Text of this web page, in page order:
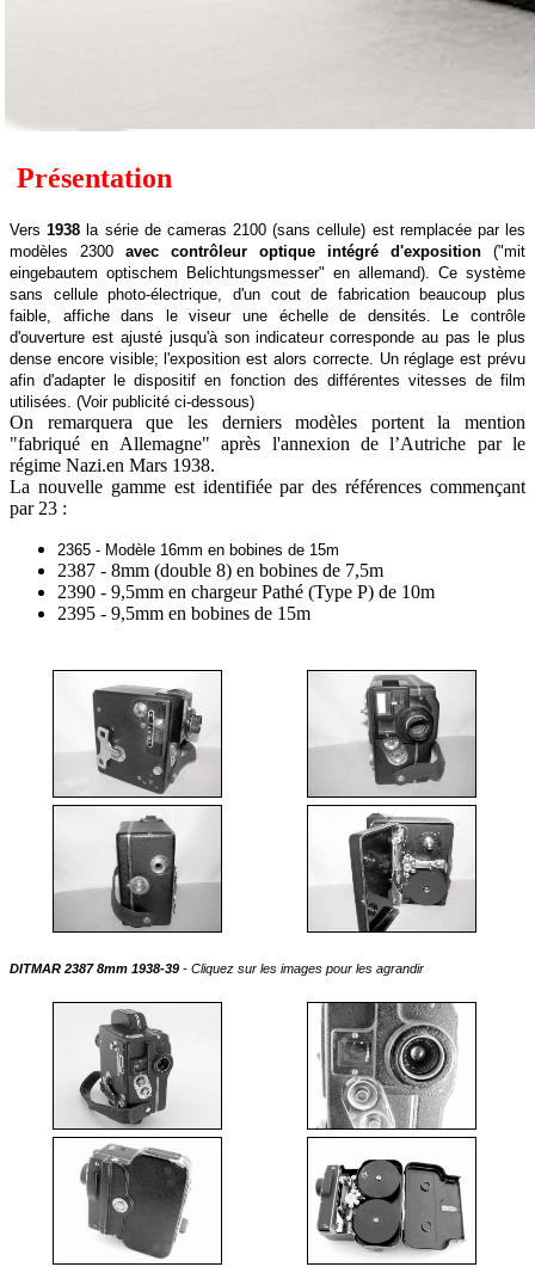
Présentation
Vers1938 la série de cameras 2100 (sans cellule) est remplacée par les
modèles 2300 avec contrôleur optique intégré d'exposition ("mit
eingebautem optischem Belichtungsmesser" en allemand). Ce système
sans cellule photo-électrique, d'un cout de fabrication beaucoup plus
faible, affiche dans le viseur une échelle de densités. Le contrôle
d'ouverture est ajusté jusqu'à son indicateur corresponde au pas le plus
dense encore visible; l'exposition est alors correcte. Un réglage est prévu
afin d'adapter le dispositif en fonction des différentes vitesses de film
utilisées. (Voir publicité ci-dessous)
On remarquera que les derniers modèles portent la mention
"fabriqué en Allemagne" après l'annexion de l’Autriche par le
régime Nazi.en Mars 1938.
La nouvelle gamme est identifiée par des références commençant
par 23 :
2365 - Modèle 16mm en bobines de 15m
2387 - 8mm (double 8) en bobines de 7,5m
2390 - 9,5mm en chargeur Pathé (Type P) de 10m
2395 - 9,5mm en bobines de 15m
DITMAR 2387 8mm 1938-39 - Cliquez sur les images pour les agrandir